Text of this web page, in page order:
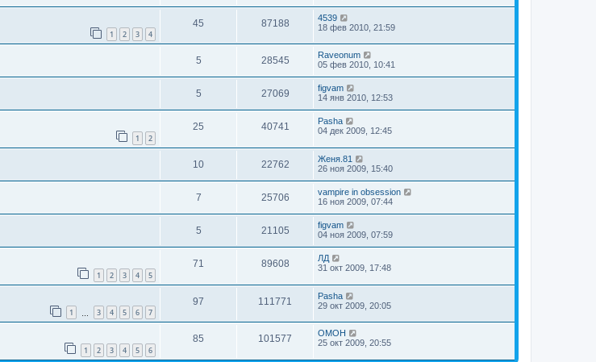
1 2 3 4
45 87188
4539
18 фев 2010, 21:59
5 28545
Raveonum
05 фев 2010, 10:41
5 27069
figvam
14 янв 2010, 12:53
1 2
25 40741
Pasha
04 дек 2009, 12:45
10 22762
Женя.81
26 ноя 2009, 15:40
7 25706
vampire in obsession
16 ноя 2009, 07:44
5 21105
figvam
04 ноя 2009, 07:59
1 2 3 4 5
71 89608
ЛД
31 окт 2009, 17:48
1 3 4 5 6 7
97 111771
Pasha
29 окт 2009, 20:05
1 2 3 4 5 6
85 101577
OMOH
25 окт 2009, 20:55